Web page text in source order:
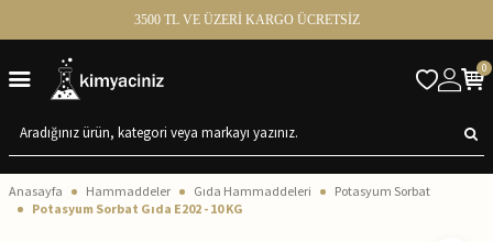
3500 TL VE ÜZERİ KARGO ÜCRETSİZ
0
Anasayfa Hammaddeler Gıda Hammaddeleri
Potasyum Sorbat
Potasyum Sorbat Gıda E202 - 10 KG